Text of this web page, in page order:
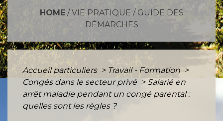
HOME/ VIE PRATIQUE / GUIDE DES
DÉMARCHES
Accueil particuliers > Travail - Formation >
Congés dans le secteur privé > Salarié en
arrêt maladie pendant un congé parental :
quelles sont les règles ?